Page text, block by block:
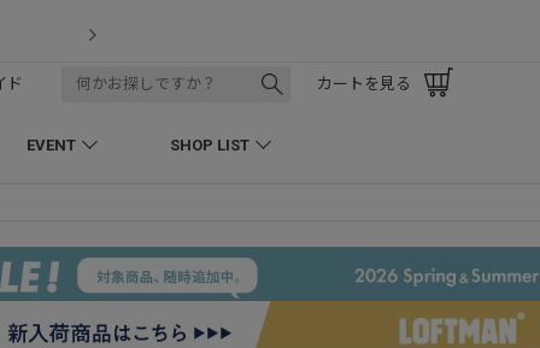
EVENT SHOP LIST
ド カートを見る